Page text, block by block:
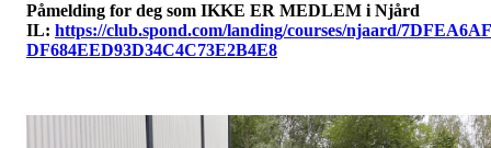
Påmelding for deg som IKKE ER MEDLEM i Njård
IL: https://club.spond.com/landing/courses/njaard/7DFEA6AF
DF684EED93D34C4C73E2B4E8